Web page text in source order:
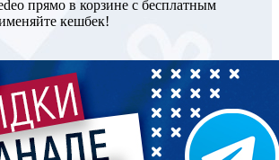
прямо в корзине с бесплатным
кешбек!